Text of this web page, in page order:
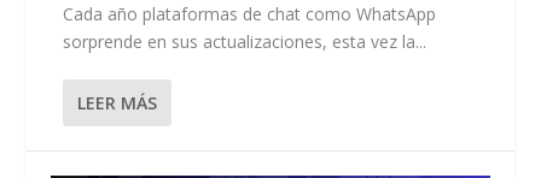
Cada año plataformas de chat como WhatsApp
sorprende en sus actualizaciones, esta vez la...
LEER MÁS